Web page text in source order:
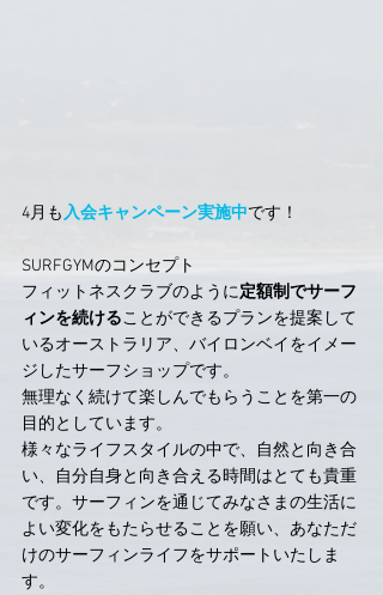
4月も入会キャンペーン実施中です！
SURFGYMのコンセプト
フィットネスクラブのように定額制でサーフ
ィンを続けることができるプランを提案して
いるオーストラリア、バイロンベイをイメー
ジしたサーフショップです。
無理なく続けて楽しんでもらうことを第一の
目的としています。
様々なライフスタイルの中で、自然と向き合
い、自分自身と向き合える時間はとても貴重
です。サーフィンを通じてみなさまの生活に
よい変化をもたらせることを願い、あなただ
けのサーフィンライフをサポートいたしま
す。